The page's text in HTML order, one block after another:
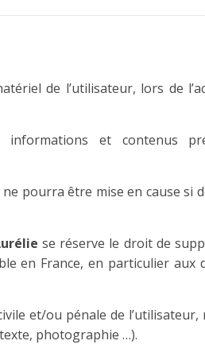
de l’utilisateur, lors de
et contenus
pourra être mise en cause si
se réserve le droit de
en France, en particulier aux
et/ou pénale de l’utilisateur,
photographie …).